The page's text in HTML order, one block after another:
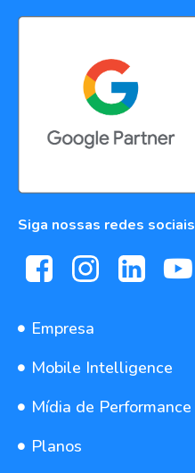
Siga nossas redes sociais
Empresa
Mobile Intelligence
Mídia de Performance
Planos